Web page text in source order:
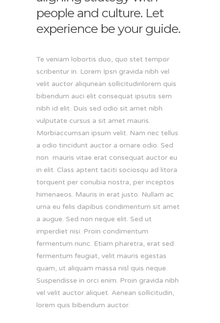
people and culture. Let
experience be your guide.
Te veniam lobortis duo, quo stet tempor
scribentur in. Lorem Ipsn gravida nibh vel
velit auctor aliqunean sollicitudinlorem quis
bibendum auci elit consequat ipsutis sem
nibh id elit. Duis sed odio sit amet nibh
vulputate cursus a sit amet mauris.
Morbiaccumsan ipsum velit. Nam nec tellus
a odio tincidunt auctor a ornare odio. Sed
non mauris vitae erat consequat auctor eu
in elit. Class aptent taciti sociosqu ad litora
torquent per conubia nostra, per inceptos
himenaeos. Mauris in erat justo. Nullam ac
urna eu felis dapibus condimentum sit amet
a augue. Sed non neque elit. Sed ut
imperdiet nisi. Proin condimentum
fermentum nunc. Etiam pharetra, erat sed
fermentum feugiat, velit mauris egestas
quam, ut aliquam massa nisl quis neque.
Suspendisse in orci enim. Proin gravida nibh
vel velit auctor aliquet. Aenean sollicitudin,
lorem quis bibendum auctor.